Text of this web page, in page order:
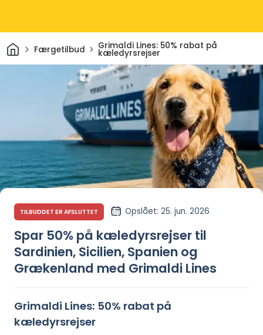
HjemFærgetilbud Grimaldi Lines: 50% rabat på
kæledyrsrejser
TILBUDDET ER AFSLUTTET Opslået: 25. jun. 2026
Spar 50% på kæledyrsrejser til
Sardinien, Sicilien, Spanien og
Grækenland med Grimaldi Lines
Grimaldi Lines: 50% rabat på
kæledyrsrejser